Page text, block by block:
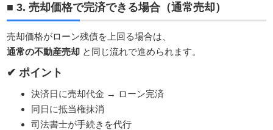
■ 3. 売却価格で完済できる場合（通常売却）
売却価格がローン残債を上回る場合は、
通常の不動産売却 と同じ流れで進められます。
✔ ポイント
決済日に売却代金 → ローン完済
同日に抵当権抹消
司法書士が手続きを代行